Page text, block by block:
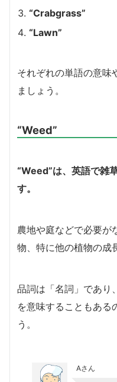
“Crabgrass”
“Lawn”
それぞれの単語の意味
ましょう。
“Weed”
“Weed”は、英語で雑
す。
農地や庭などで必要が
物、特に他の植物の成
品詞は「名詞」であり
を意味することもある
う。
Aさん